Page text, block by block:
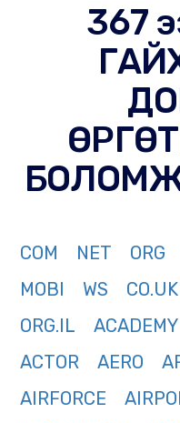
367
COM NET ORG
MOBI
WS CO.UK
ORG.IL
ACADEMY
ACTOR
AERO
AIRFORCE